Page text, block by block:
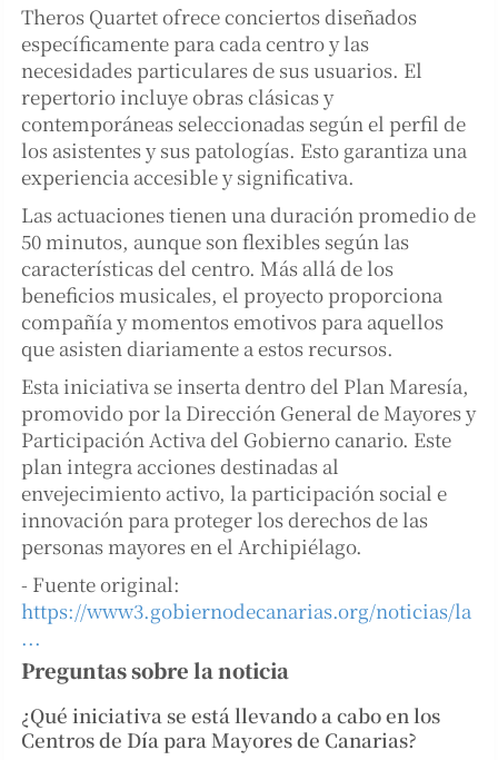
Theros Quartet ofrece conciertos diseñados
específicamente para cada centro y las
necesidades particulares de sus usuarios. El
repertorio incluye obras clásicas y
contemporáneas seleccionadas según el perfil de
los asistentes y sus patologías. Esto garantiza una
experiencia accesible y significativa.
Las actuaciones tienen una duración promedio de
50 minutos, aunque son flexibles según las
características del centro. Más allá de los
beneficios musicales, el proyecto proporciona
compañía y momentos emotivos para aquellos
que asisten diariamente a estos recursos.
Esta iniciativa se inserta dentro del Plan Maresía,
promovido por la Dirección General de Mayores y
Participación Activa del Gobierno canario. Este
plan integra acciones destinadas al
envejecimiento activo, la participación social e
innovación para proteger los derechos de las
personas mayores en el Archipiélago.
- Fuente original:
https://www3.gobiernodecanarias.org/noticias/la
...
Preguntas sobre la noticia
¿Qué iniciativa se está llevando a cabo en los
Centros de Día para Mayores de Canarias?